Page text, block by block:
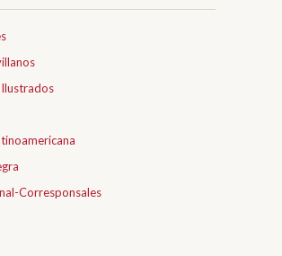
Corresponsales